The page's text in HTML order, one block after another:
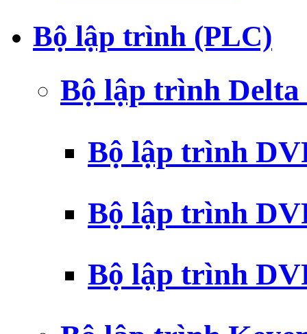
Bộ lập trình (PLC)
Bộ lập trình
Bộ lập trình
Bộ lập trình
Bộ lập trình